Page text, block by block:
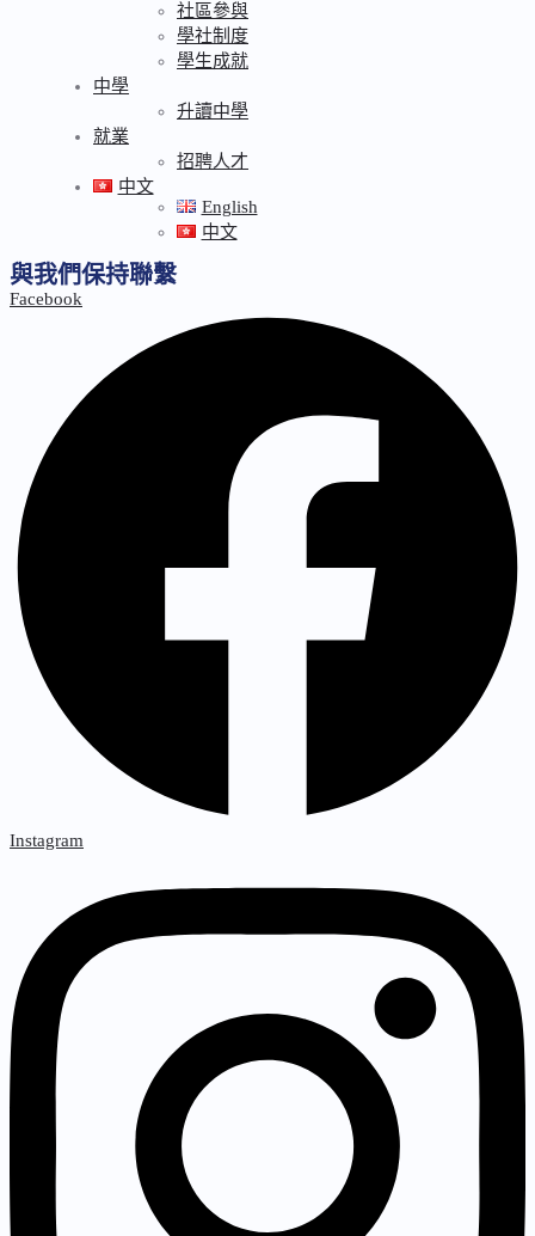
社區參與
學社制度
學生成就
中學
升讀中學
就業
招聘人才
中文
English
中文
與我們保持聯繫
Facebook
Instagram